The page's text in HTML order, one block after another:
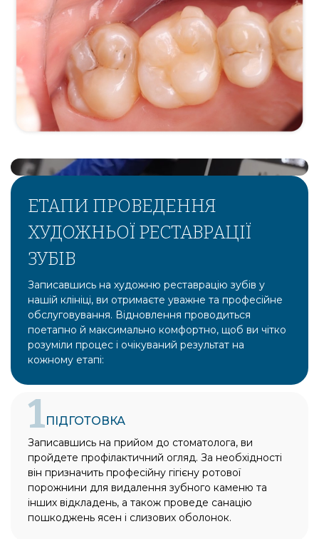
ЕТАПИ ПРОВЕДЕННЯ
ХУДОЖНЬОЇ РЕСТАВРАЦІЇ
ЗУБІВ
Записавшись на художню реставрацію зубів у
нашій клініці, ви отримаєте уважне та професійне
обслуговування. Відновлення проводиться
поетапно й максимально комфортно, щоб ви чітко
розуміли процес і очікуваний результат на
кожному етапі:
1ПІДГОТОВКА
Записавшись на прийом до стоматолога, ви
пройдете профілактичний огляд. За необхідності
він призначить професійну гігієну ротової
порожнини для видалення зубного каменю та
інших відкладень, а також проведе санацію
пошкоджень ясен і слизових оболонок.